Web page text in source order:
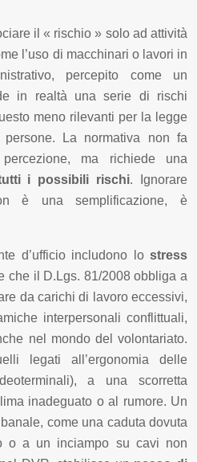
il « rischio » solo ad attività
l’uso di macchinari o lavori in
percepito come un
in realtà una serie di rischi
meno rilevanti per la legge
La normativa non fa
ma richiede una
i possibili rischi. Ignorare
è una semplificazione, è
d’ufficio includono lo stress
che il D.Lgs. 81/2008 obbliga a
da carichi di lavoro eccessivi,
interpersonali conflittuali,
nel mondo del volontariato.
legati all’ergonomia delle
a una scorretta
inadeguato o al rumore. Un
come una caduta dovuta
o a un inciampo su cavi non